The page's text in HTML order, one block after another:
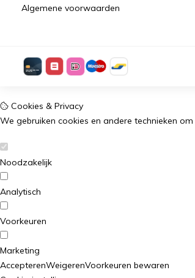
Algemene voorwaarden
Cookies & Privacy
We gebruiken cookies en andere technieken
Noodzakelijk
Analytisch
Voorkeuren
Marketing
AccepterenWeigerenVoorkeuren bewaren